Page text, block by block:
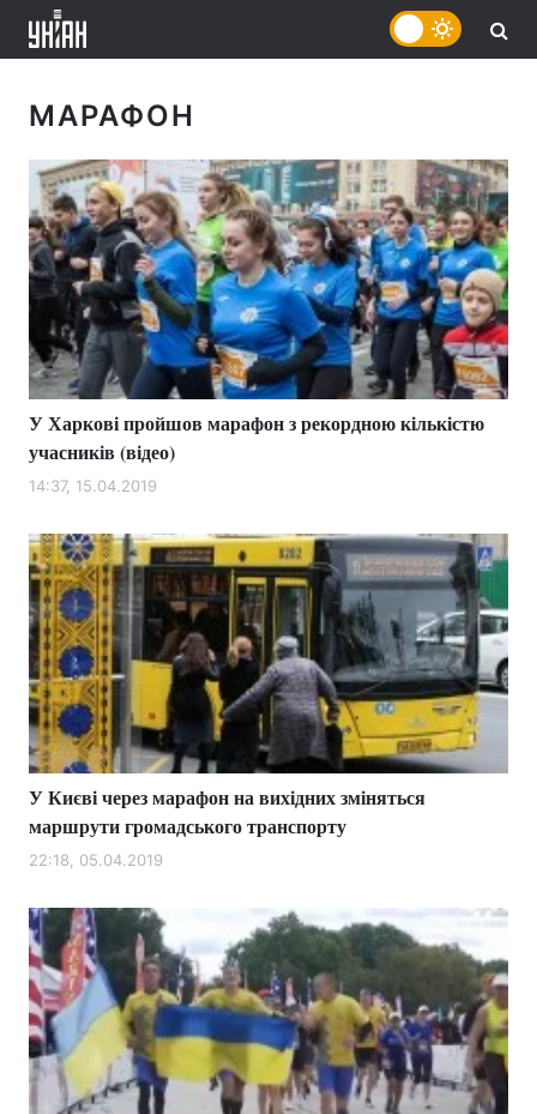
МАРАФОН
У Харкові пройшов марафон з рекордною кількістю
учасників (відео)
14:37, 15.04.2019
У Києві через марафон на вихідних зміняться
маршрути громадського транспорту
22:18, 05.04.2019